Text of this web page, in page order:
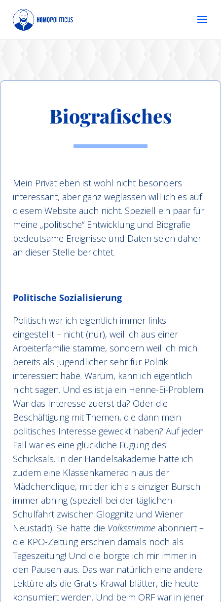
Biografisches
Mein Privatleben ist wohl nicht besonders
interessant, aber ganz weglassen will ich es auf
diesem Website auch nicht. Speziell ein paar für
meine „politische“ Entwicklung und Biografie
bedeutsame Ereignisse und Daten seien daher
an dieser Stelle berichtet.
Politische Sozialisierung
Politisch war ich eigentlich immer links
eingestellt – nicht (nur), weil ich aus einer
Arbeiterfamilie stamme, sondern weil ich mich
bereits als Jugendlicher sehr für Politik
interessiert habe. Warum, kann ich eigentlich
nicht sagen. Und es ist ja ein Henne-Ei-Problem:
War das Interesse zuerst da? Oder die
Beschäftigung mit Themen, die dann mein
politisches Interesse geweckt haben? Auf jeden
Fall war es eine glückliche Fügung des
Schicksals. In der Handelsakademie hatte ich
zudem eine Klassenkameradin aus der
Mädchenclique, mit der ich als einziger Bursch
immer abhing (speziell bei der täglichen
Schulfahrt zwischen Gloggnitz und Wiener
Neustadt). Sie hatte die Volksstimme abonniert –
die KPÖ-Zeitung erschien damals noch als
Tageszeitung! Und die borgte ich mir immer in
den Pausen aus. Das war natürlich eine andere
Lektüre als die Gratis-Krawallblätter, die heute
konsumiert werden. Und beim ORF war in jener